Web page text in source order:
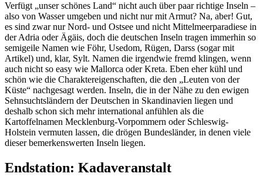
Verfügt „unser schönes Land“ nicht auch über paar richtige Inseln –
also von Wasser umgeben und nicht nur mit Armut? Na, aber! Gut,
es sind zwar nur Nord- und Ostsee und nicht Mittelmeerparadiese in
der Adria oder Ägäis, doch die deutschen Inseln tragen immerhin so
semigeile Namen wie Föhr, Usedom, Rügen, Darss (sogar mit
Artikel) und, klar, Sylt. Namen die irgendwie fremd klingen, wenn
auch nicht so easy wie Mallorca oder Kreta. Eben eher kühl und
schön wie die Charaktereigenschaften, die den „Leuten von der
Küste“ nachgesagt werden. Inseln, die in der Nähe zu den ewigen
Sehnsuchtsländern der Deutschen in Skandinavien liegen und
deshalb schon sich mehr international anfühlen als die
Kartoffelnamen Mecklenburg-Vorpommern oder Schleswig-
Holstein vermuten lassen, die drögen Bundesländer, in denen viele
dieser bemerkenswerten Inseln liegen.
Endstation: Kadaveranstalt